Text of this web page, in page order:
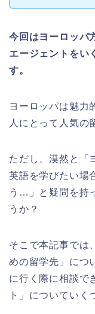
今回はヨーロッパ
エージェントをい
す。
ヨーロッパは魅力
人にとって人気の
ただし、漠然と「
英語を学びたい場
う…」と疑問を持
うか？
そこで本記事では
めの留学先」につ
に行く際に相談で
ト」についていく